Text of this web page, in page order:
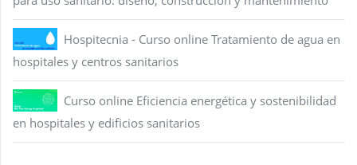
Hospitecnia - Curso online Tratamiento de agua en
hospitales y centros sanitarios
Curso online Eficiencia energética y sostenibilidad
en hospitales y edificios sanitarios